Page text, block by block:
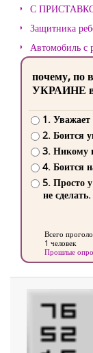
С
Защитника
Автомобиль с
почему, по
УКРАИНЕ в
1.
2. Боится
3. Никому
4. Боится
5. Просто
не сделать.
Всего
1 человек
Прошлые